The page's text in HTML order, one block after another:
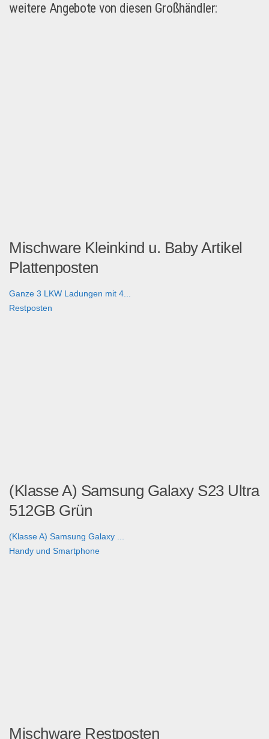
weitere Angebote von diesen Großhändler:
Mischware Kleinkind u. Baby Artikel
Plattenposten
Ganze 3 LKW Ladungen mit 4...
Restposten
(Klasse A) Samsung Galaxy S23 Ultra
512GB Grün
(Klasse A) Samsung Galaxy ...
Handy und Smartphone
Mischware Restposten